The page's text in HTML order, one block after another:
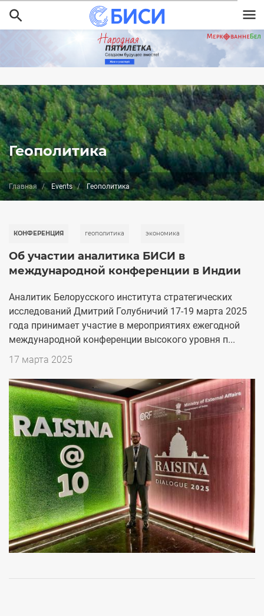
Перейти
к
основному
содержанию
Геополитика
Главная Events Геополитика
КОНФЕРЕНЦИЯ геополитика экономика
Об участии аналитика БИСИ в
международной конференции в Индии
Аналитик Белорусского института стратегических
исследований Дмитрий Голубничий 17-19 марта 2025
года принимает участие в мероприятиях ежегодной
международной конференции высокого уровня п...
Дата
17 марта 2025